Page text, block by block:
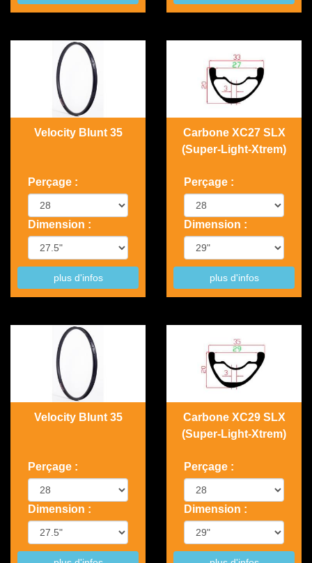
Velocity Blunt 35
Perçage :
Dimension :
plus d'infos
Carbone XC27 SLX
(Super-Light-Xtrem)
Perçage :
Dimension :
plus d'infos
Velocity Blunt 35
Perçage :
Dimension :
Carbone XC29 SLX
(Super-Light-Xtrem)
Perçage :
Dimension :